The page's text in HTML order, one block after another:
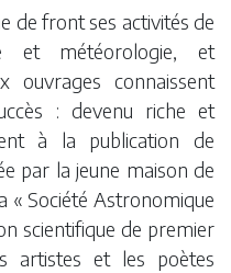
de front ses activités de
et météorologie, et
ouvrages connaissent
: devenu riche et
à la publication de
par la jeune maison de
Société Astronomique
scientifique de premier
artistes et les poètes